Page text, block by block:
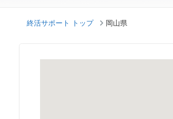
終活サポート トップ 岡山県